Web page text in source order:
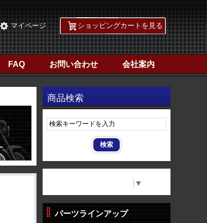
マイページ ショッピングカートを見る
FAQ お問い合わせ 会社案内
商品検索
▼
パーツラインアップ